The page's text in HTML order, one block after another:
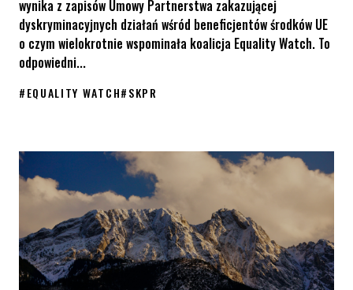
wynika z zapisów Umowy Partnerstwa zakazującej
dyskryminacyjnych działań wśród beneficjentów środków UE
o czym wielokrotnie wspominała koalicja Equality Watch. To
odpowiedni...
#EQUALITY WATCH#SKPR